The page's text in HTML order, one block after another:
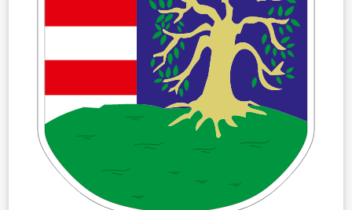
ÖNKORMÁNYZAT
ÜGYINTÉZÉS
KÖZÖSSÉG